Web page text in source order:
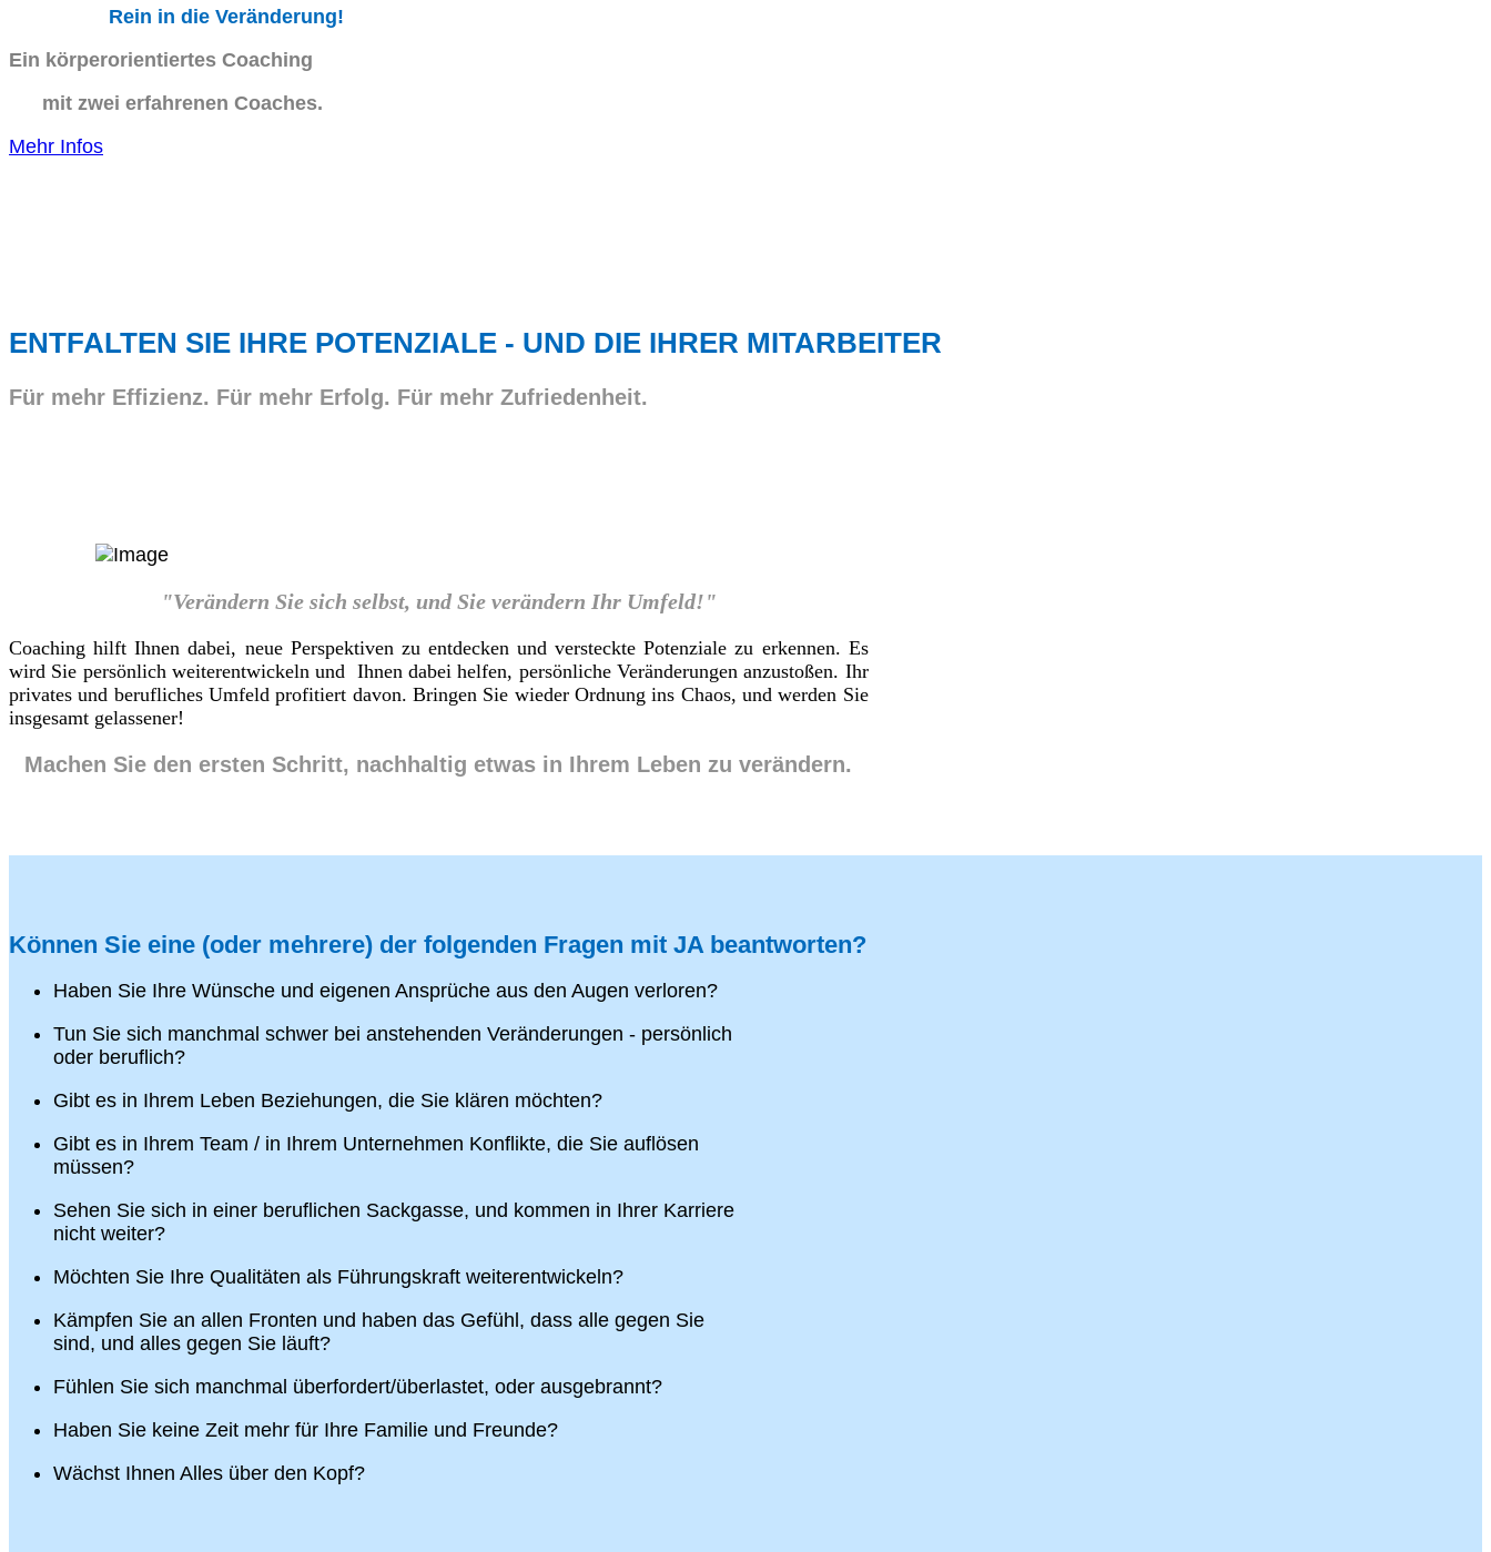
Rein in die Veränderung!
Ein körperorientiertes Coaching
mit zwei erfahrenen Coaches.
Mehr Infos
ENTFALTEN SIE IHRE POTENZIALE - UND DIE IHRER MITARBEITER
Für mehr Effizienz. Für mehr Erfolg. Für mehr Zufriedenheit.
"Verändern Sie sich selbst, und Sie verändern Ihr Umfeld!"
Coaching hilft Ihnen dabei, neue Perspektiven zu entdecken und versteckte Potenziale zu erkennen. Es
wird Sie persönlich weiterentwickeln und Ihnen dabei helfen, persönliche Veränderungen anzustoßen. Ihr
privates und berufliches Umfeld profitiert davon. Bringen Sie wieder Ordnung ins Chaos, und werden Sie
insgesamt gelassener!
Machen Sie den ersten Schritt, nachhaltig etwas in Ihrem Leben zu verändern.
Können Sie eine (oder mehrere) der folgenden Fragen mit JA beantworten?
Haben Sie Ihre Wünsche und eigenen Ansprüche aus den Augen verloren?
Tun Sie sich manchmal schwer bei anstehenden Veränderungen - persönlich
oder beruflich?
Gibt es in Ihrem Leben Beziehungen, die Sie klären möchten?
Gibt es in Ihrem Team / in Ihrem Unternehmen Konflikte, die Sie auflösen
müssen?
Sehen Sie sich in einer beruflichen Sackgasse, und kommen in Ihrer Karriere
nicht weiter?
Möchten Sie Ihre Qualitäten als Führungskraft weiterentwickeln?
Kämpfen Sie an allen Fronten und haben das Gefühl, dass alle gegen Sie
sind, und alles gegen Sie läuft?
Fühlen Sie sich manchmal überfordert/überlastet, oder ausgebrannt?
Haben Sie keine Zeit mehr für Ihre Familie und Freunde?
Wächst Ihnen Alles über den Kopf?